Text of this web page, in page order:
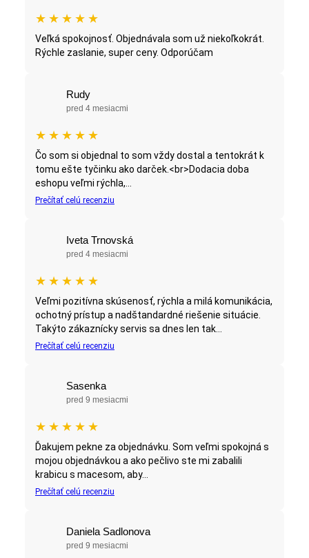
★ ★ ★ ★ ★
Veľká spokojnosť. Objednávala som už niekoľkokrát.
Rýchle zaslanie, super ceny. Odporúčam
Rudy
pred 4 mesiacmi
★ ★ ★ ★ ★
Čo som si objednal to som vždy dostal a tentokrát k
tomu ešte tyčinku ako darček.<br>Dodacia doba
eshopu veľmi rýchla,...
Prečítať celú recenziu
Iveta Trnovská
pred 4 mesiacmi
★ ★ ★ ★ ★
Veľmi pozitívna skúsenosť, rýchla a milá komunikácia,
ochotný prístup a nadštandardné riešenie situácie.
Takýto zákaznícky servis sa dnes len tak...
Prečítať celú recenziu
Sasenka
pred 9 mesiacmi
★ ★ ★ ★ ★
Ďakujem pekne za objednávku. Som veľmi spokojná s
mojou objednávkou a ako pečlivo ste mi zabalili
krabicu s macesom, aby...
Prečítať celú recenziu
Daniela Sadlonova
pred 9 mesiacmi